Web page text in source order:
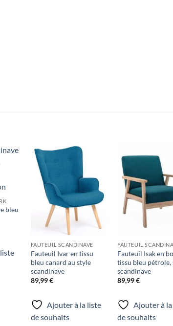
de
bleu
Ajouter
à la liste
souhaits
FAUTEUIL SCANDINAVE
Fauteuil Ivar en tissu
bleu canard au style
scandinave
89,99€
Ajouter à la liste
de souhaits
à
FAUTEUIL
Fauteuil Isak en
tissu bleu pétrole,
scandinave
89,99€
Ajouter à
de souhaits